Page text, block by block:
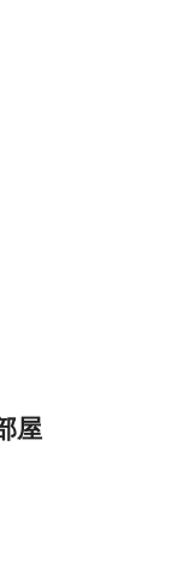
屋